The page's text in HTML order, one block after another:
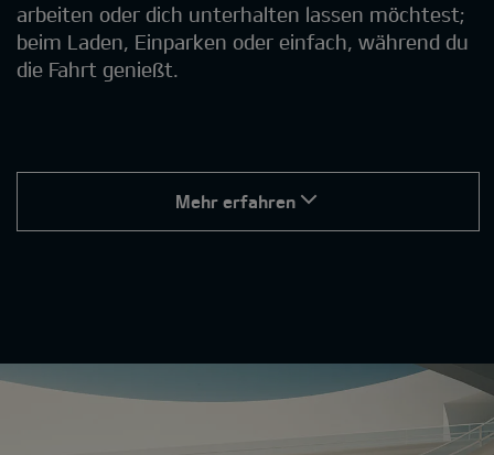
arbeiten oder dich unterhalten lassen möchtest;
beim Laden, Einparken oder einfach, während du
die Fahrt genießt.
Mehr erfahren